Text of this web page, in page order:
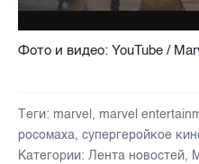
Фото и видео: YouTube /
Теги: marvel , marvel
росомаха, супергеройкое
Категории: Лента новостей,